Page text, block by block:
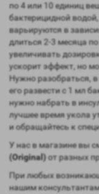
по 4 или 10 единиц
бактерицидной
варьируются в
длиться 2-3 месяца
увеличивать
ускорит эффект, но
Нужно разобраться,
его развести с 1 мл
нужно набрать в
лучшее время укола
и обращайтесь к
У нас в магазине вы
(Original)от разных
При любых
нашим